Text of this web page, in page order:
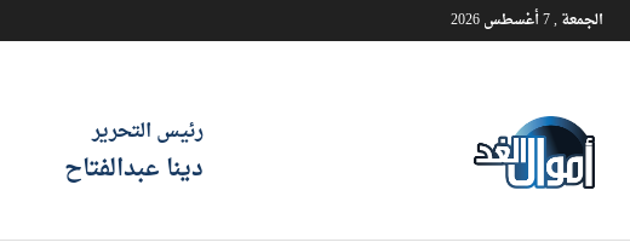
الجمعة , 7 أغسطس 2026
رئيس التحرير
دينا عبدالفتاح